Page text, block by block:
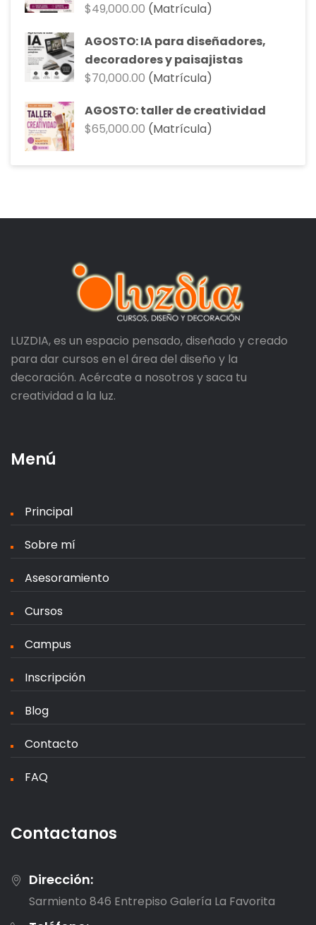
$49,000.00 (Matrícula)
AGOSTO: IA para diseñadores,
decoradores y paisajistas
$70,000.00 (Matrícula)
AGOSTO: taller de creatividad
$65,000.00 (Matrícula)
LUZDIA, es un espacio pensado, diseñado y creado
para dar cursos en el área del diseño y la
decoración. Acércate a nosotros y saca tu
creatividad a la luz.
Menú
Principal
Sobre mí
Asesoramiento
Cursos
Campus
Inscripción
Blog
Contacto
FAQ
Contactanos
Dirección:
Sarmiento 846 Entrepiso Galería La Favorita